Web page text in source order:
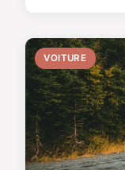
VOITURE